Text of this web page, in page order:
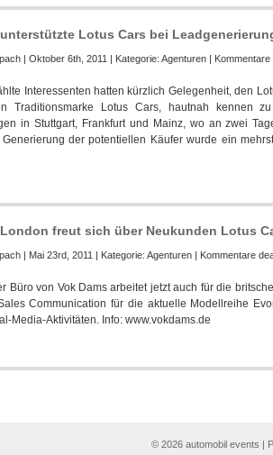
Lotus Cars bei
| Oktober 6th, 2011 | Kategorie: Agenturen |
Interessenten hatten kürzlich Gelegenheit, den
Traditionsmarke Lotus Cars, hautnah kennen
in Stuttgart, Frankfurt und Mainz, wo an zwei
Generierung der potentiellen Käufer wurde ein
London freut sich über Neukunden Lotus
| Mai 23rd, 2011 | Kategorie: Agenturen | Kommentare
Büro von Vok Dams arbeitet jetzt auch für die
Communication für die aktuelle Modellreihe
Media-Aktivitäten. Info: www.vokdams.de
© 2026 automobil events |